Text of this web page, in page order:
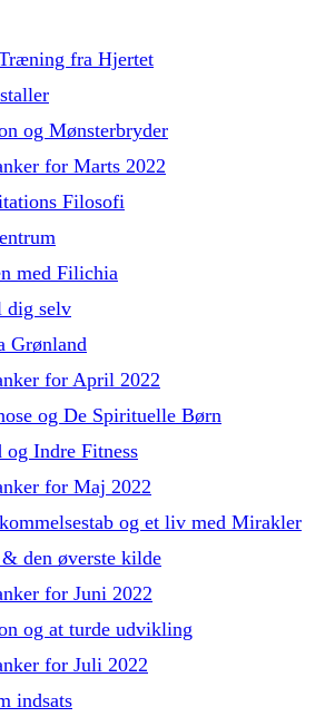
fra Hjertet
og Mønsterbryder
for Marts 2022
Filosofi
med Filichia
dig selv
Grønland
for April 2022
og De Spirituelle Børn
Indre Fitness
for Maj 2022
og et liv med Mirakler
den øverste kilde
for Juni 2022
og at turde udvikling
for Juli 2022
indsats